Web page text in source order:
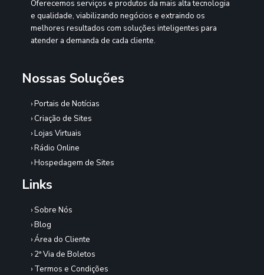
Oferecemos serviços e produtos da mais alta tecnologia
e qualidade, viabilizando negócios e extraindo os
melhores resultados com soluções inteligentes para
atender a demanda de cada cliente.
Nossas Soluções
› Portais de Notícias
› Criação de Sites
› Lojas Virtuais
› Rádio Online
› Hospedagem de Sites
Links
› Sobre Nós
› Blog
› Área do Cliente
› 2ª Via de Boletos
› Termos e Condições